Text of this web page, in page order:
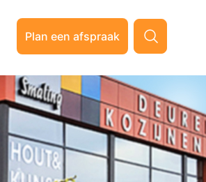
Plan een afspraak